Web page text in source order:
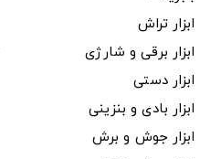
ابزار تراش
ابزار برقی و شارژی
ابزار دستی
ابزار بادی و بنزینی
ابزار جوش و برش